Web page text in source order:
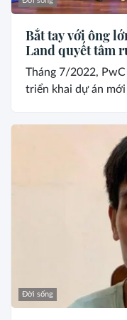
Bắt tay với ông
Land quyết tâm
Tháng 7/2022,
triển khai dự án
Đời sống